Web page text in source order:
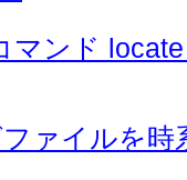
マンド
ァイルを時